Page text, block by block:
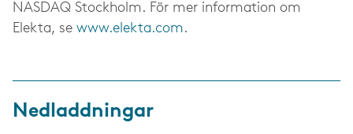
NASDAQ Stockholm. För mer information om
Elekta, se www.elekta.com.
Nedladdningar